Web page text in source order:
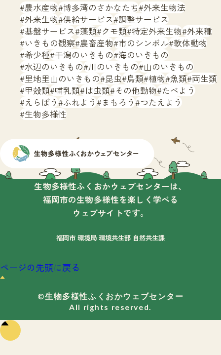
農水産物 博多湾のさかなたち 外来生物法
外来生物 供給サービス 調整サービス
基盤サービス 藻類 クモ類 特定外来生物 外来種
いきもの観察 農畜産物 市のシンボル 軟体動物
希少種 干潟のいきもの 海のいきもの
水辺のいきもの 川のいきもの 山のいきもの
里地里山のいきもの 昆虫 鳥類 植物 魚類 両生類
甲殻類 哺乳類 は虫類 その他動物 たべよう
えらぼう ふれよう まもろう つたえよう
生物多様性
生物多様性ふくおかウェブセンターは、
福岡市の生物多様性を楽しく学べる
ウェブサイトです。
福岡市 環境局 環境共生部 自然共生課
ページの先頭に戻る
©生物多様性ふくおかウェブセンター
All rights reserved.
ペー
ジの